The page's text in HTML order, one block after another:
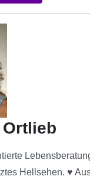
Hellsehen. ♥